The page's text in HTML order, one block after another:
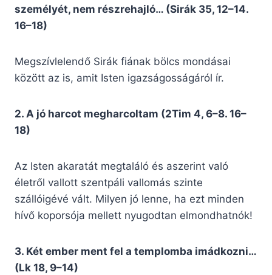
személyét, nem részrehajló… (Sirák 35, 12–14.
16–18)
Megszívlelendő Sirák fiának bölcs mondásai
között az is, amit Isten igazságosságáról ír.
2. A jó harcot megharcoltam (2Tim 4, 6–8. 16–
18)
Az Isten akaratát megtaláló és aszerint való
életről vallott szentpáli vallomás szinte
szállóigévé vált. Milyen jó lenne, ha ezt minden
hívő koporsója mellett nyugodtan elmondhatnók!
3. Két ember ment fel a templomba imádkozni…
(Lk 18, 9–14)